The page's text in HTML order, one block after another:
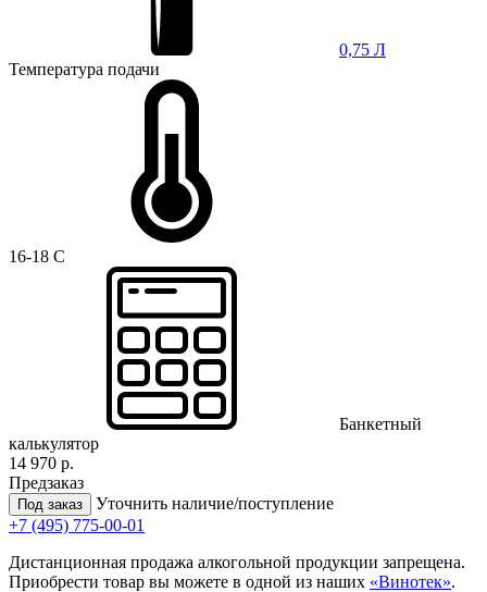
0,75 Л
Температура подачи
16-18 C
Банкетный
калькулятор
14 970 р.
Предзаказ
Под заказ
Уточнить наличие/поступление
+7 (495) 775-00-01
Дистанционная продажа алкогольной продукции запрещена.
Приобрести товар вы можете в одной из наших «Винотек».